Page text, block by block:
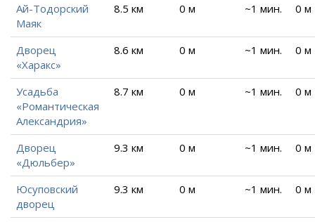
Ай-Тодорский
Маяк
8.5 км 0 м ~1 мин. 0 м
Дворец
«Харакс»
8.6 км 0 м ~1 мин. 0 м
Усадьба
«Романтическая
Александрия»
8.7 км 0 м ~1 мин. 0 м
Дворец
«Дюльбер»
9.3 км 0 м ~1 мин. 0 м
Юсуповский
дворец
9.3 км 0 м ~1 мин. 0 м